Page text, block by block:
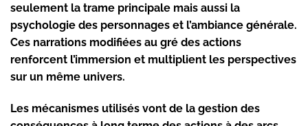
seulement la trame principale mais aussi la
psychologie des personnages et l’ambiance générale.
Ces narrations modifiées au gré des actions
renforcent l’immersion et multiplient les perspectives
sur un même univers.
Les mécanismes utilisés vont de la gestion des